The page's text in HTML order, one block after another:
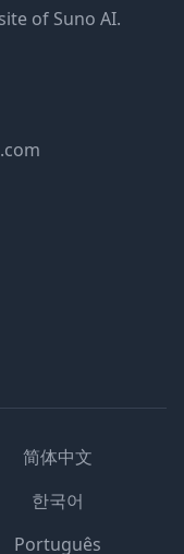
of Suno AI.
简体中文
한국어
Português